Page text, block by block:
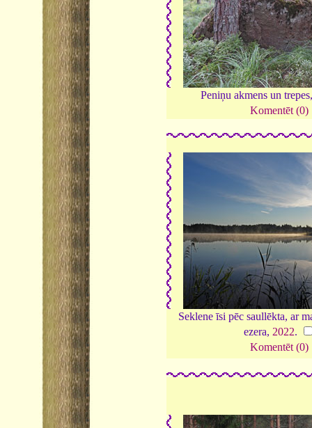
Peniņu akmens un
Komentēt (0)
Seklene īsi pēc saullēkta, ar
ezera, 2022.
Komentēt (0)